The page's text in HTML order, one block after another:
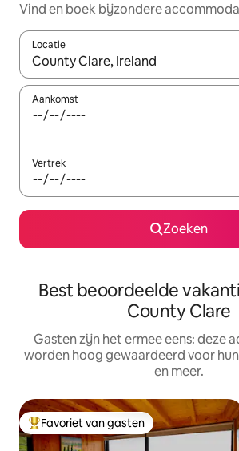
Vind en boek bijzondere
Locatie
Wanneer er suggesties beschikbaar
Aankomst
Vertrek
Zoeken
Best beoordeelde
County Clare
Gasten zijn het ermee eens: deze
worden hoog gewaardeerd voor
en meer.
Topfavoriet van gasten
Favoriet van gasten